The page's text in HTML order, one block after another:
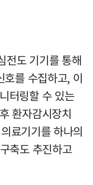
전도 기기를 통해
를 수집하고, 이
터링할 수 있는
환자감시장치
료기기를 하나의
축도 추진하고